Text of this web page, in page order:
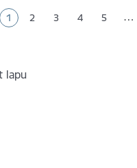
Pašreizējā lapa
1 Lapa
2 Lapa
3 Lapa
4 Lapa
5 …
lapu